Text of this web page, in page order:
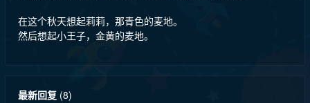
在这个秋天想起莉莉，那青色的麦地。
然后想起小王子，金黄的麦地。
最新回复(8)